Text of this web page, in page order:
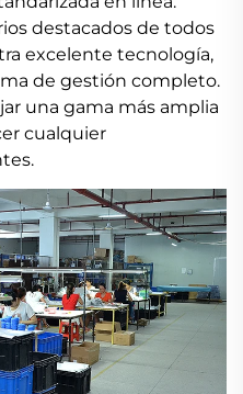
destacados de todos
excelente tecnología,
de gestión completo.
una gama más amplia
cualquier